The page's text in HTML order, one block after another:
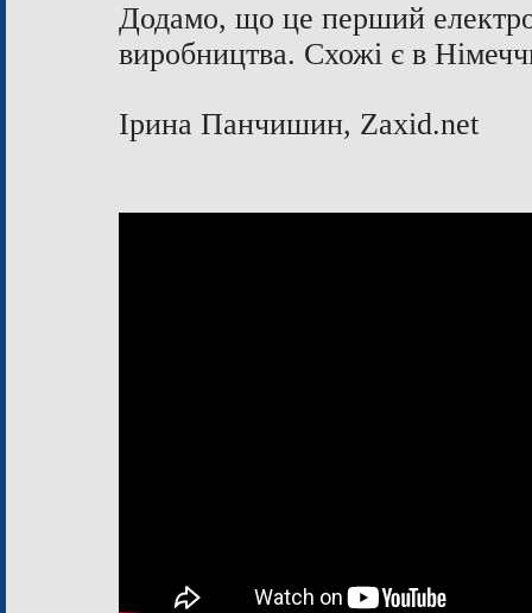
Додамо, що це перший
виробництва. Схожі є в
Ірина Панчишин, Zaxid.net